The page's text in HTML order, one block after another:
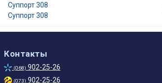
Суппорт 308
Суппорт 308
Контакты
(068) 902-25-26
(073) 902-25-26